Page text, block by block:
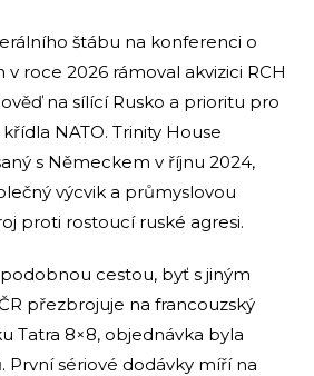
štábu na konferenci o
roce 2026 rámoval akvizici RCH
na sílící Rusko a prioritu pro
NATO. Trinity House
s Německem v říjnu 2024,
výcvik a průmyslovou
proti rostoucí ruské agresi.
cestou, byť s jiným
přezbrojuje na francouzský
Tatra 8×8, objednávka byla
První sériové dodávky míří na